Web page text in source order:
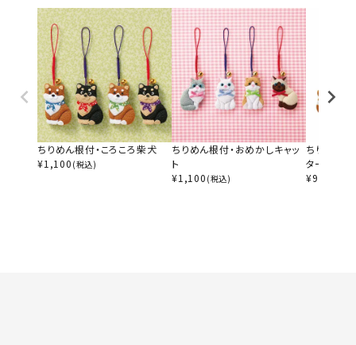
ちりめん根付・ころころ柴犬
¥1,100 (税込)
ちりめん根付・おめかしキャッ
ト
¥1,100 (税込)
ちりめん根
ター
¥990